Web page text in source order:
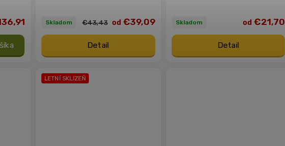
Skladom €43,43 od€39,09
Detail
Skladom od €21,70
Detail
LETNÍ SKLIZEŇ